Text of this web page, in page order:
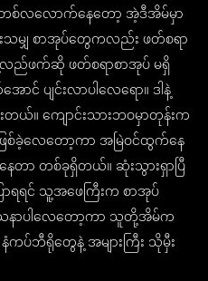
စ်လလောက်နေတော့ အဲ့ဒီအိမ်မှာ
သမျှ စာအုပ်တွေကလည်း ဖတ်စရာ
ည်ဖက်ဆို ဖတ်စရာစာအုပ် မရှိ
ပျင်းလာပါလေရော။ ဒါနဲ့
။ ကျောင်းသားဘဝမှာတုန်းက
ခဲ့လေတော့ကာ အမြဲဝင်ထွက်နေ
ေတာ တစ်ခုရှိတယ်။ ဆုံးသွားရှာပြီ
ရရင် သူ့အဖေကြီးက စာအုပ်
နာပါလေတော့ကာ သူတို့အိမ်က
ပ်ဘီရိုတွေနဲ့ အများကြီး သိုမှီး